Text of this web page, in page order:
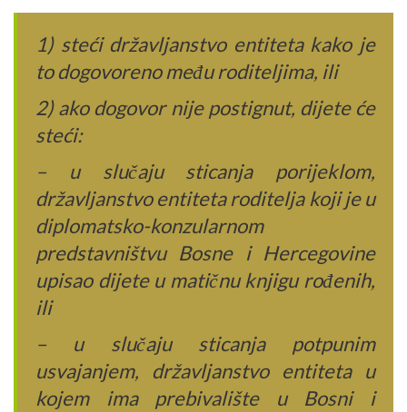
1) steći državljanstvo entiteta kako je
to dogovoreno među roditeljima, ili
2) ako dogovor nije postignut, dijete će
steći:
– u slučaju sticanja porijeklom,
državljanstvo entiteta roditelja koji je u
diplomatsko-konzularnom
predstavništvu Bosne i Hercegovine
upisao dijete u matičnu knjigu rođenih,
ili
– u slučaju sticanja potpunim
usvajanjem, državljanstvo entiteta u
kojem ima prebivalište u Bosni i